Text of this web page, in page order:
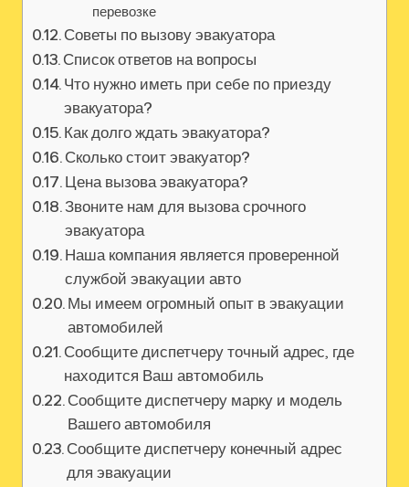
перевозке
Советы по вызову эвакуатора
Список ответов на вопросы
Что нужно иметь при себе по приезду
эвакуатора?
Как долго ждать эвакуатора?
Сколько стоит эвакуатор?
Цена вызова эвакуатора?
Звоните нам для вызова срочного
эвакуатора
Наша компания является проверенной
службой эвакуации авто
Мы имеем огромный опыт в эвакуации
автомобилей
Сообщите диспетчеру точный адрес‚ где
находится Ваш автомобиль
Сообщите диспетчеру марку и модель
Вашего автомобиля
Сообщите диспетчеру конечный адрес
для эвакуации